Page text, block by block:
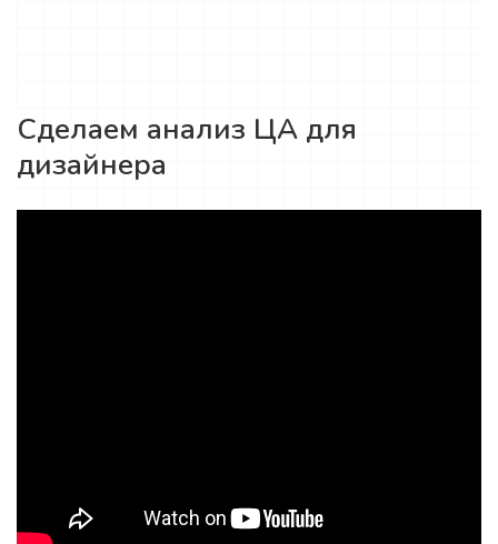
Сделаем анализ ЦА для
дизайнера